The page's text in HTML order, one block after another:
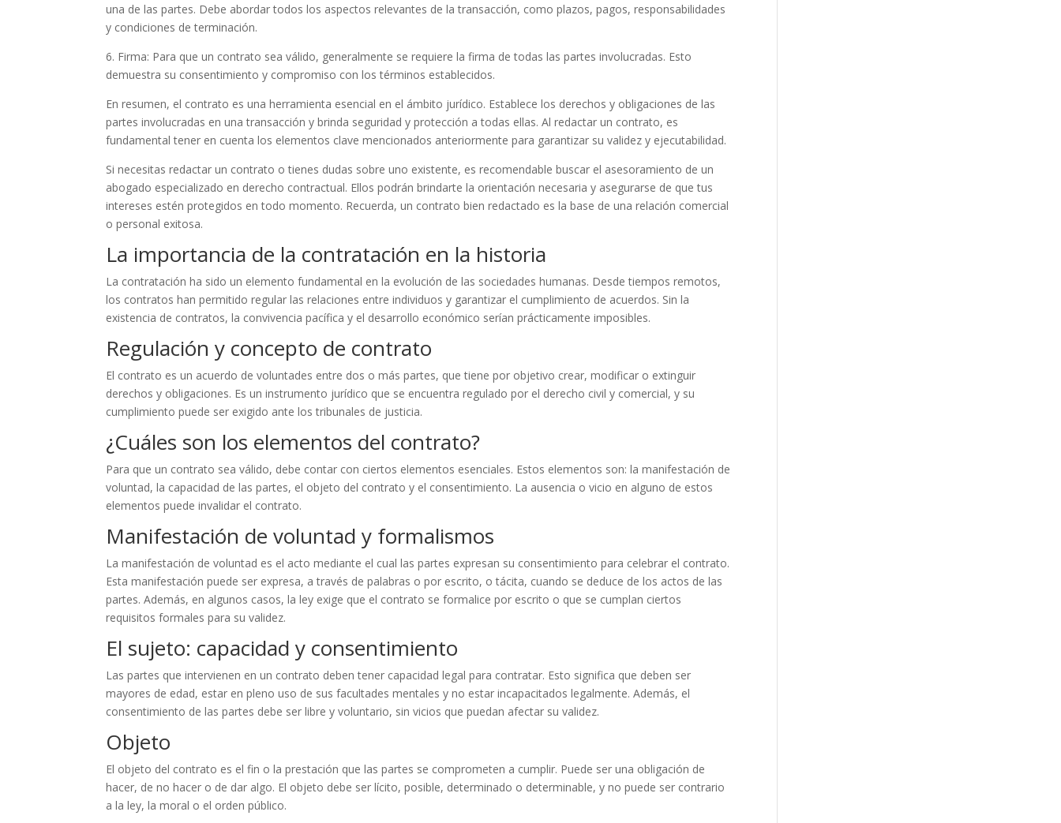
una de las partes. Debe abordar todos los aspectos relevantes de la transacción, como plazos, pagos, responsabilidades
y condiciones de terminación.
6. Firma: Para que un contrato sea válido, generalmente se requiere la firma de todas las partes involucradas. Esto
demuestra su consentimiento y compromiso con los términos establecidos.
En resumen, el contrato es una herramienta esencial en el ámbito jurídico. Establece los derechos y obligaciones de las
partes involucradas en una transacción y brinda seguridad y protección a todas ellas. Al redactar un contrato, es
fundamental tener en cuenta los elementos clave mencionados anteriormente para garantizar su validez y ejecutabilidad.
Si necesitas redactar un contrato o tienes dudas sobre uno existente, es recomendable buscar el asesoramiento de un
abogado especializado en derecho contractual. Ellos podrán brindarte la orientación necesaria y asegurarse de que tus
intereses estén protegidos en todo momento. Recuerda, un contrato bien redactado es la base de una relación comercial
o personal exitosa.
La importancia de la contratación en la historia
La contratación ha sido un elemento fundamental en la evolución de las sociedades humanas. Desde tiempos remotos,
los contratos han permitido regular las relaciones entre individuos y garantizar el cumplimiento de acuerdos. Sin la
existencia de contratos, la convivencia pacífica y el desarrollo económico serían prácticamente imposibles.
Regulación y concepto de contrato
El contrato es un acuerdo de voluntades entre dos o más partes, que tiene por objetivo crear, modificar o extinguir
derechos y obligaciones. Es un instrumento jurídico que se encuentra regulado por el derecho civil y comercial, y su
cumplimiento puede ser exigido ante los tribunales de justicia.
¿Cuáles son los elementos del contrato?
Para que un contrato sea válido, debe contar con ciertos elementos esenciales. Estos elementos son: la manifestación de
voluntad, la capacidad de las partes, el objeto del contrato y el consentimiento. La ausencia o vicio en alguno de estos
elementos puede invalidar el contrato.
Manifestación de voluntad y formalismos
La manifestación de voluntad es el acto mediante el cual las partes expresan su consentimiento para celebrar el contrato.
Esta manifestación puede ser expresa, a través de palabras o por escrito, o tácita, cuando se deduce de los actos de las
partes. Además, en algunos casos, la ley exige que el contrato se formalice por escrito o que se cumplan ciertos
requisitos formales para su validez.
El sujeto: capacidad y consentimiento
Las partes que intervienen en un contrato deben tener capacidad legal para contratar. Esto significa que deben ser
mayores de edad, estar en pleno uso de sus facultades mentales y no estar incapacitados legalmente. Además, el
consentimiento de las partes debe ser libre y voluntario, sin vicios que puedan afectar su validez.
Objeto
El objeto del contrato es el fin o la prestación que las partes se comprometen a cumplir. Puede ser una obligación de
hacer, de no hacer o de dar algo. El objeto debe ser lícito, posible, determinado o determinable, y no puede ser contrario
a la ley, la moral o el orden público.